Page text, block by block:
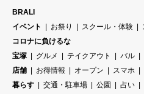
BRALI
イベント
お祭り スクール・体験
コロナに負けるな
宝塚
グルメ テイクアウト バル
店舗
お得情報 オープン スマホ
暮らす
交通・駐車場 公園 占い